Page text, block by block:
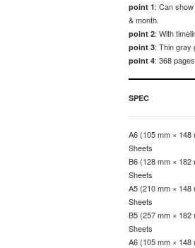
point 1: Can
& month.
point 2: With
point 3: Thin gray
point 4: 368
SPEC
A6 (105 mm × 148
Sheets
B6 (128 mm × 182
Sheets
A5 (210 mm × 148
Sheets
B5 (257 mm × 182
Sheets
A6 (105 mm × 148